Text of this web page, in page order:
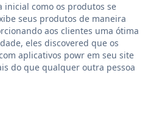
inicial como os produtos se
seus produtos de maneira
aos clientes uma ótima
eles discovered que os
aplicativos powr em seu site
do que qualquer outra pessoa